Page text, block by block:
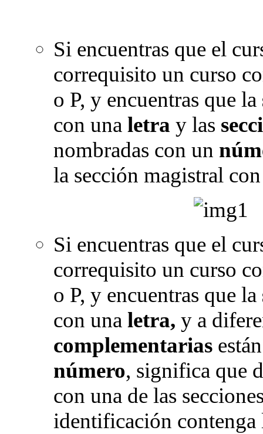
Si encuentras que el
correquisito un curso
o P, y encuentras que la
con una letra y las
nombradas con un
la sección magistral
Si encuentras que el
correquisito un curso
o P, y encuentras que la
con una letra, y a
complementarias
número, significa que
con una de las
identificación contenga